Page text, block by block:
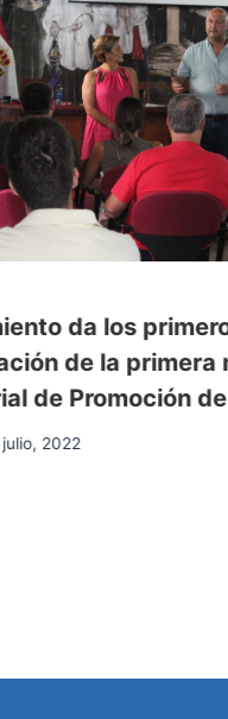
da los
de la primera
de Promoción
julio, 2022